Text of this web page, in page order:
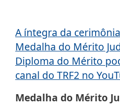
A íntegra da
Medalha do Mérito
Diploma do Mérito
canal do TRF2 no
Medalha do Mérito